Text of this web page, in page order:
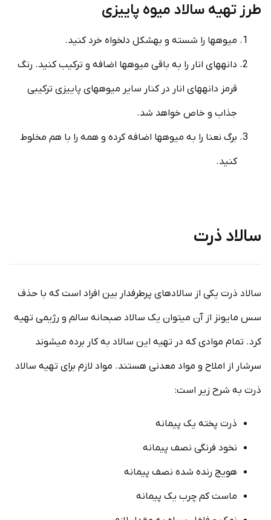
طرز تهیه سالاد میوه پاییزی
میوه­ها را شسته و به­شکل دلخواه خرد کنید.
دانه­های انار را به باقی میوه­ها اضافه و ترکیب کنید. رنگ
قرمز دانه­های انار در کنار سایر میوه­های پاییزی ترکیبی
جذاب و خاص خواهد شد.
برگ نعنا را به میوه­ها اضافه کرده و همه را با هم مخلوط
کنید.
سالاد ذرت
سالاد ذرت یکی از سالادهای پرطرفدار بین افراد است که با حذف
سس مایونز از آن می­توان یک سالاد صبحانه سالم و رژیمی تهیه
کرد. تمام موادی که در تهیه این سالاد به کار برده می­شوند
سرشار از املاح و مواد معدنی هستند. مواد لازم برای تهیه سالاد
ذرت به­ شرح زیر است:
ذرت پخته یک پیمانه
نخود فرنگی نصف پیمانه
هویج رنده شده نصف پیمانه
ماست کم چرب یک پیمانه